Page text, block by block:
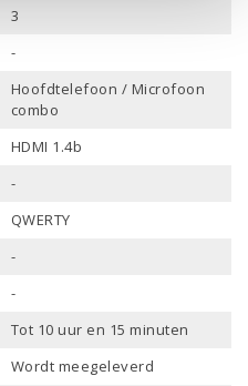
3
-
Hoofdtelefoon / Microfoon
combo
HDMI 1.4b
-
QWERTY
-
-
Tot 10 uur en 15 minuten
Wordt meegeleverd